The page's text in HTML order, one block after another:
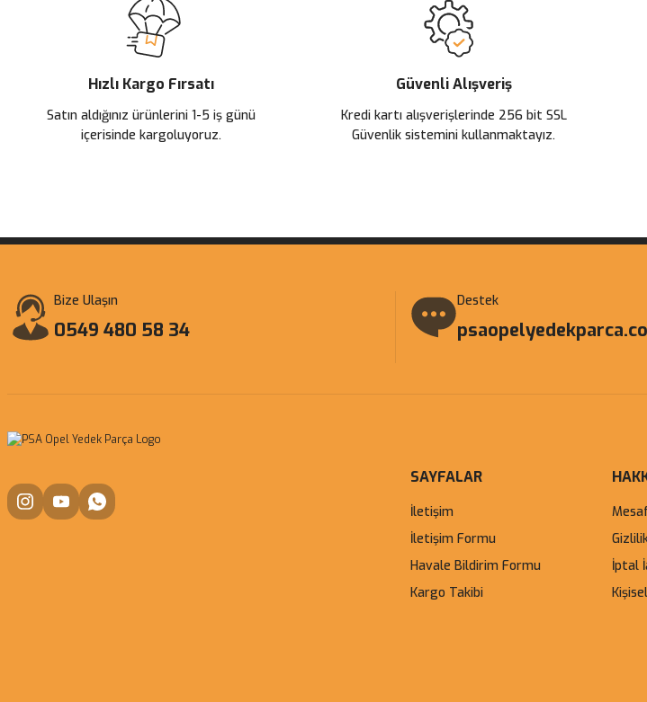
Ürün açıklamasında eksik bilgiler bulunuyor.
Ürün bilgilerinde hatalar bulunuyor.
Ürün fiyatı diğer sitelerden daha pahalı.
Bu ürüne benzer farklı alternatifler olmalı.
Hızlı Kargo Fırsatı
Satın aldığınız ürünlerini 1-5 iş günü
içerisinde kargoluyoruz.
Güvenli Alışveriş
Kredi kartı alışverişlerinde 256 bit SSL
Güvenlik sistemini kullanmaktayız.
Bize Ulaşın
0549 480 58 34
Destek
SAYFALAR
İletişim
İletişim Formu
Havale Bildirim Formu
Kargo Takibi
İptal